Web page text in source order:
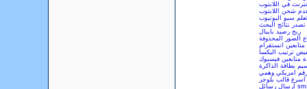
في اللابتوب
شحن اللابتوب
تعلم سيو اليوتيوب
تصدر نتائج البحث
ربح رصيد بايبال
الصور المحذوفة
متابعين انستقرام
ترتيب اليكسا
متابعين فيسبوك
بطاقة الذاكرة
رقم امريكي وهمي
اسرع قالب بلوجر